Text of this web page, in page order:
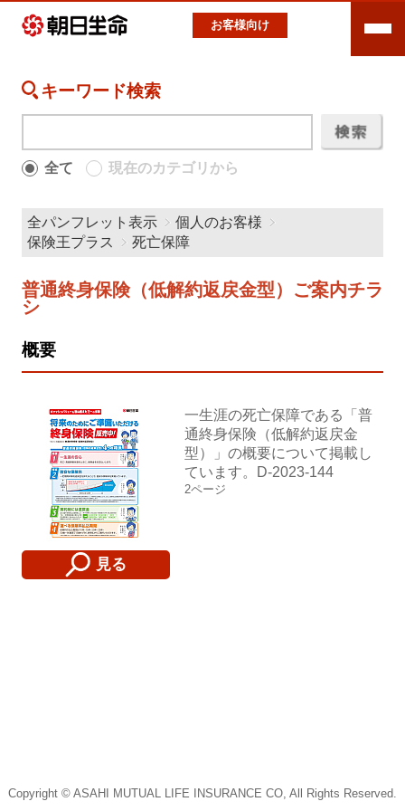
お客様向け
全パンフレット表示
個人のお客様
保険王プラス
死亡保障
普通終身保険（低解約返戻金型）ご案内チラ
シ
概要
見る
一生涯の死亡保障である「普
通終身保険（低解約返戻金
型）」の概要について掲載し
ています。D-2023-144
2ページ
キーワード検索
全て 現在のカテゴリから
Copyright © ASAHI MUTUAL LIFE INSURANCE CO, All Rights Reserved.